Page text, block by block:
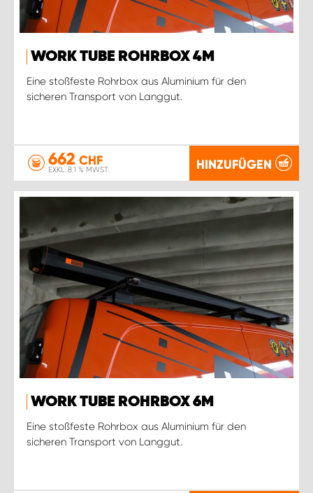
WORK TUBE ROHRBOX 4M
Eine stoßfeste Rohrbox aus Aluminium für den
sicheren Transport von Langgut.
662 CHF
EXKL. 8.1 % MWST. HINZUFÜGEN
WORK TUBE ROHRBOX 6M
Eine stoßfeste Rohrbox aus Aluminium für den
sicheren Transport von Langgut.